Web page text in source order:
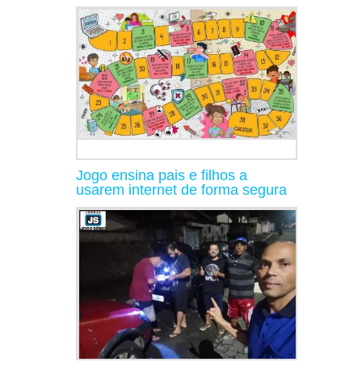
Jogo ensina pais e filhos a
usarem internet de forma segura